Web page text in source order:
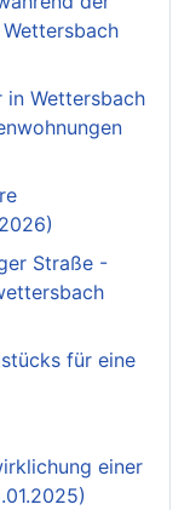
in Wettersbach
Straße -
für eine
einer